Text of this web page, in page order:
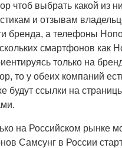
чтоб выбрать какой из
и отзывам
бренда, а телефоны
смартфонов как
только на
то у обеих компаний
ссылки на
на Российском рынке
Самсунг в России